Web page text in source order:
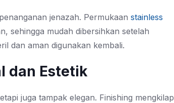
jenazah. Permukaan stainless
sehingga mudah dibersihkan setelah
dan aman digunakan kembali.
dan Estetik
juga tampak elegan. Finishing mengkilap